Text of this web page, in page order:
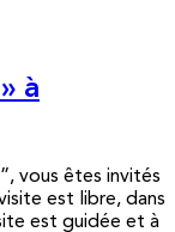
à
vous êtes invités
est libre, dans
est guidée et à